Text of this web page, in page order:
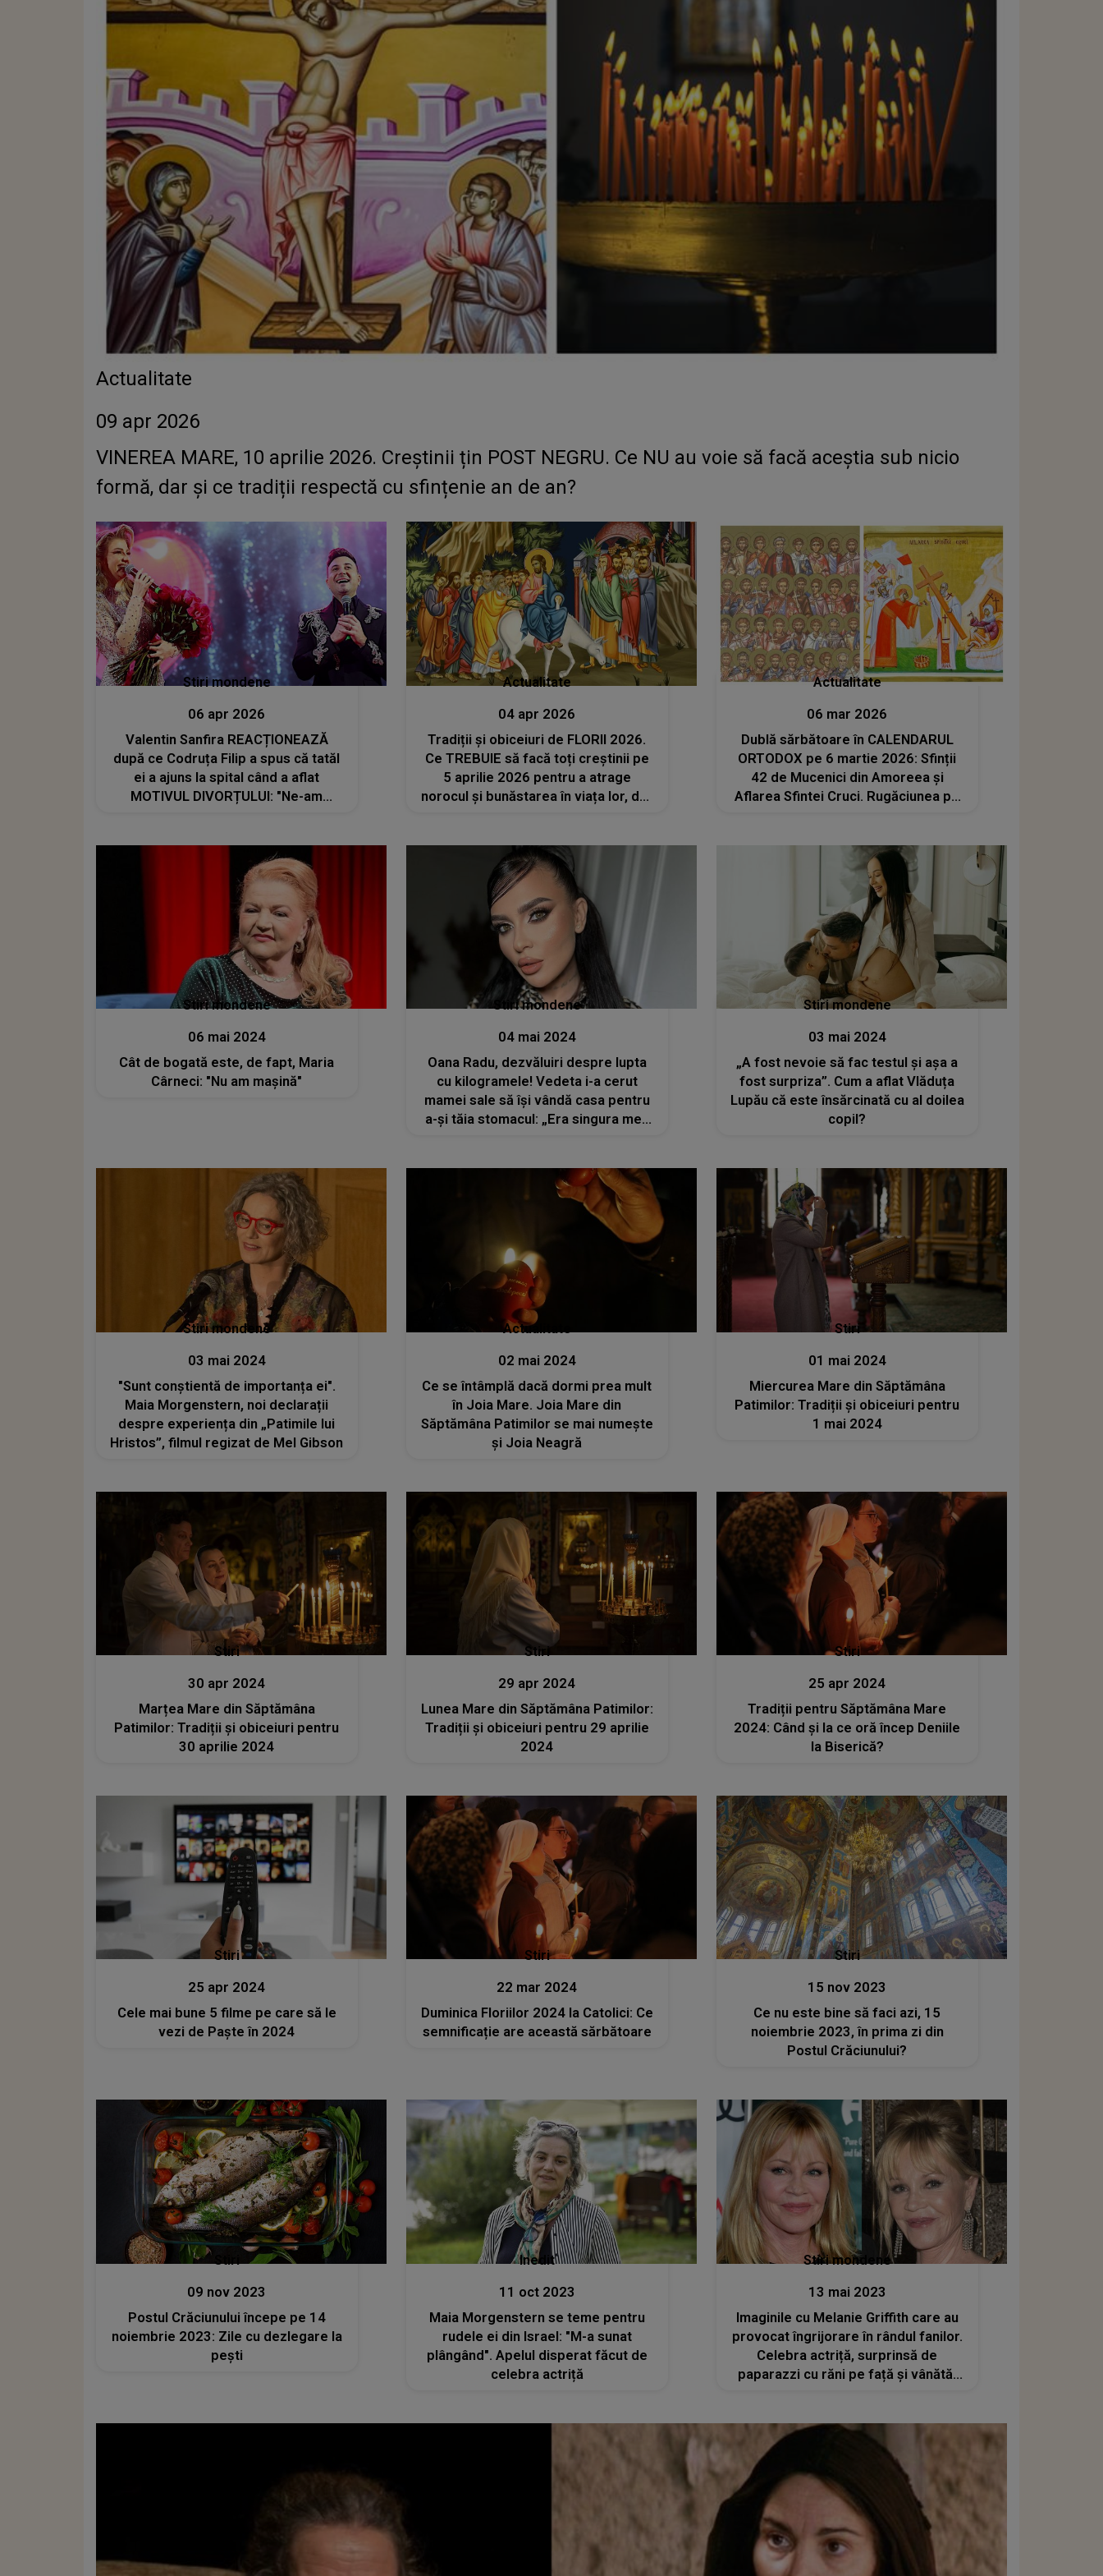
Actualitate
09 apr 2026
VINEREA MARE, 10 aprilie 2026. Creștinii țin POST NEGRU. Ce NU au voie să facă aceștia sub nicio
formă, dar și ce tradiții respectă cu sfințenie an de an?
Stiri mondene
06 apr 2026
Valentin Sanfira REACȚIONEAZĂ
după ce Codruța Filip a spus că tatăl
ei a ajuns la spital când a aflat
MOTIVUL DIVORȚULUI: "Ne-am
Actualitate
04 apr 2026
Tradiții și obiceiuri de FLORII 2026.
Ce TREBUIE să facă toți creștinii pe
5 aprilie 2026 pentru a atrage
norocul și bunăstarea în viața lor, dar
Actualitate
06 mar 2026
Dublă sărbătoare în CALENDARUL
ORTODOX pe 6 martie 2026: Sfinții
42 de Mucenici din Amoreea și
Aflarea Sfintei Cruci. Rugăciunea pe
Stiri mondene
06 mai 2024
Cât de bogată este, de fapt, Maria
Cârneci: "Nu am mașină"
Stiri mondene
04 mai 2024
Oana Radu, dezvăluiri despre lupta
cu kilogramele! Vedeta i-a cerut
mamei sale să își vândă casa pentru
a-și tăia stomacul: „Era singura mea
Stiri mondene
03 mai 2024
„A fost nevoie să fac testul și așa a
fost surpriza”. Cum a aflat Vlăduța
Lupău că este însărcinată cu al doilea
copil?
Stiri mondene
03 mai 2024
"Sunt conștientă de importanța ei".
Maia Morgenstern, noi declarații
despre experiența din „Patimile lui
Hristos”, filmul regizat de Mel Gibson
Actualitate
02 mai 2024
Ce se întâmplă dacă dormi prea mult
în Joia Mare. Joia Mare din
Săptămâna Patimilor se mai numeşte
şi Joia Neagră
Stiri
01 mai 2024
Miercurea Mare din Săptămâna
Patimilor: Tradiții și obiceiuri pentru
1 mai 2024
Stiri
30 apr 2024
Marțea Mare din Săptămâna
Patimilor: Tradiții și obiceiuri pentru
30 aprilie 2024
Stiri
29 apr 2024
Lunea Mare din Săptămâna Patimilor:
Tradiții și obiceiuri pentru 29 aprilie
2024
Stiri
25 apr 2024
Tradiții pentru Săptămâna Mare
2024: Când și la ce oră încep Deniile
la Biserică?
Stiri
25 apr 2024
Cele mai bune 5 filme pe care să le
vezi de Paște în 2024
Stiri
22 mar 2024
Duminica Floriilor 2024 la Catolici: Ce
semnificație are această sărbătoare
Stiri
15 nov 2023
Ce nu este bine să faci azi, 15
noiembrie 2023, în prima zi din
Postul Crăciunului?
Stiri
09 nov 2023
Postul Crăciunului începe pe 14
noiembrie 2023: Zile cu dezlegare la
pești
Inedit
11 oct 2023
Maia Morgenstern se teme pentru
rudele ei din Israel: "M-a sunat
plângând". Apelul disperat făcut de
celebra actriță
Stiri mondene
13 mai 2023
Imaginile cu Melanie Griffith care au
provocat îngrijorare în rândul fanilor.
Celebra actriță, surprinsă de
paparazzi cu răni pe față și vânătăi